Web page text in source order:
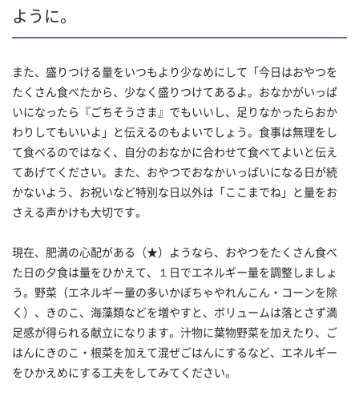
ように。
また、盛りつける量をいつもより少なめにして「今日はおやつを
たくさん食べたから、少なく盛りつけてあるよ。おなかがいっぱ
いになったら『ごちそうさま』でもいいし、足りなかったらおか
わりしてもいいよ」と伝えるのもよいでしょう。食事は無理をし
て食べるのではなく、自分のおなかに合わせて食べてよいと伝え
てあげてください。また、おやつでおなかいっぱいになる日が続
かないよう、お祝いなど特別な日以外は「ここまでね」と量をお
さえる声かけも大切です。
現在、肥満の心配がある（★）ようなら、おやつをたくさん食べ
た日の夕食は量をひかえて、１日でエネルギー量を調整しましょ
う。野菜（エネルギー量の多いかぼちゃやれんこん・コーンを除
く）、きのこ、海藻類などを増やすと、ボリュームは落とさず満
足感が得られる献立になります。汁物に葉物野菜を加えたり、ご
はんにきのこ・根菜を加えて混ぜごはんにするなど、エネルギー
をひかえめにする工夫をしてみてください。